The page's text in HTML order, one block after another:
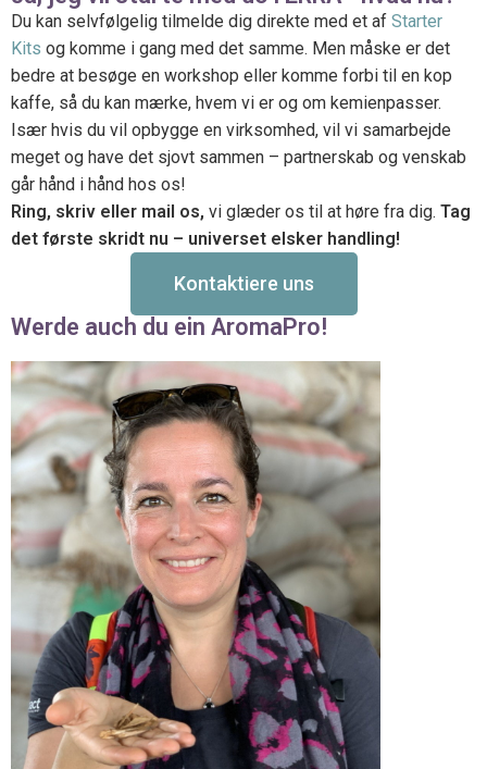
Du kan selvfølgelig tilmelde dig direkte med et af Starter
Kits og komme i gang med det samme. Men måske er det
bedre at besøge en workshop eller komme forbi til en kop
kaffe, så du kan mærke, hvem vi er og om kemienpasser.
Især hvis du vil opbygge en virksomhed, vil vi samarbejde
meget og have det sjovt sammen – partnerskab og venskab
går hånd i hånd hos os!
Ring, skriv eller mail os, vi glæder os til at høre fra dig. Tag
det første skridt nu – universet elsker handling!
Kontaktiere uns
Werde auch du ein AromaPro!